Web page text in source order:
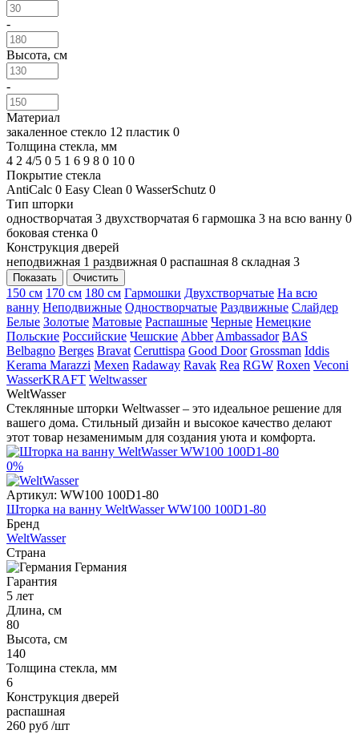
-
Высота, см
-
Материал
закаленное стекло 12 пластик 0
Толщина стекла, мм
4 2 4/5 0 5 1 6 9 8 0 10 0
Покрытие стекла
AntiCalc 0 Easy Clean 0 WasserSchutz 0
Тип шторки
одностворчатая 3 двухстворчатая 6 гармошка 3 на всю ванну 0
боковая стенка 0
Конструкция дверей
неподвижная 1 раздвижная 0 распашная 8 складная 3
Показать Очистить
150 см 170 см 180 см Гармошки Двухстворчатые На всю
ванну Неподвижные Одностворчатые Раздвижные Слайдер
Белые Золотые Матовые Распашные Черные Немецкие
Польские Российские Чешские Abber Ambassador BAS
Belbagno Berges Bravat Ceruttispa Good Door Grossman Iddis
Kerama Marazzi Mexen Radaway Ravak Rea RGW Roxen Veconi
WasserKRAFT Weltwasser
WeltWasser
Стеклянные шторки Weltwasser – это идеальное решение для
вашего дома. Стильный дизайн и высокое качество делают
этот товар незаменимым для создания уюта и комфорта.
0%
Артикул: WW100 100D1-80
Шторка на ванну WeltWasser WW100 100D1-80
Бренд
WeltWasser
Страна
Германия
Гарантия
5 лет
Длина, см
80
Высота, см
140
Толщина стекла, мм
6
Конструкция дверей
распашная
260 руб /шт